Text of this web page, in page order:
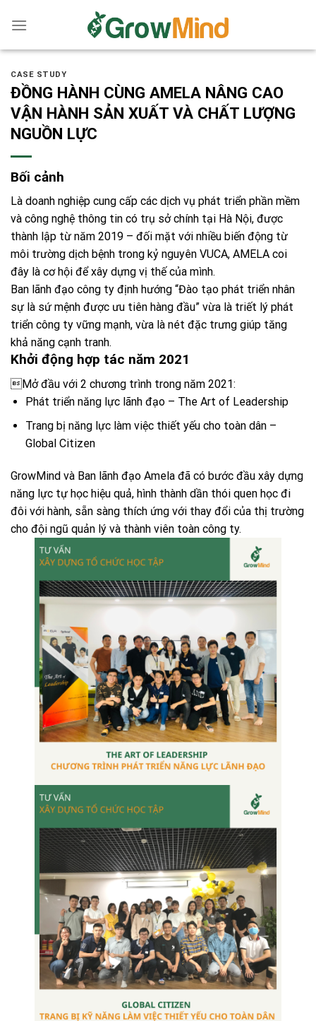
CASE STUDY
ĐỒNG HÀNH CÙNG AMELA NÂNG CAO
VẬN HÀNH SẢN XUẤT VÀ CHẤT LƯỢNG
NGUỒN LỰC
Bối cảnh
Là doanh nghiệp cung cấp các dịch vụ phát triển phần mềm
và công nghệ thông tin có trụ sở chính tại Hà Nội, được
thành lập từ năm 2019 – đối mặt với nhiều biến động từ
môi trường dịch bệnh trong kỷ nguyên VUCA, AMELA coi
đây là cơ hội để xây dựng vị thế của mình.
Ban lãnh đạo công ty định hướng “Đào tạo phát triển nhân
sự là sứ mệnh được ưu tiên hàng đầu” vừa là triết lý phát
triển công ty vững mạnh, vừa là nét đặc trưng giúp tăng
khả năng cạnh tranh.
Khởi động hợp tác năm 2021
Mở đầu với 2 chương trình trong năm 2021:
Phát triển năng lực lãnh đạo – The Art of Leadership
Trang bị năng lực làm việc thiết yếu cho toàn dân –
Global Citizen
GrowMind và Ban lãnh đạo Amela đã có bước đầu xây dựng
năng lực tự học hiệu quả, hình thành dần thói quen học đi
đôi với hành, sẵn sàng thích ứng với thay đổi của thị trường
cho đội ngũ quản lý và thành viên toàn công ty.